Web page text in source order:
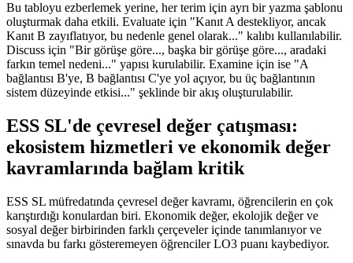
Bu tabloyu ezberlemek yerine, her terim için ayrı bir yazma şablonu
oluşturmak daha etkili. Evaluate için "Kanıt A destekliyor, ancak
Kanıt B zayıflatıyor, bu nedenle genel olarak..." kalıbı kullanılabilir.
Discuss için "Bir görüşe göre..., başka bir görüşe göre..., aradaki
farkın temel nedeni..." yapısı kurulabilir. Examine için ise "A
bağlantısı B'ye, B bağlantısı C'ye yol açıyor, bu üç bağlantının
sistem düzeyinde etkisi..." şeklinde bir akış oluşturulabilir.
ESS SL'de çevresel değer çatışması:
ekosistem hizmetleri ve ekonomik değer
kavramlarında bağlam kritik
ESS SL müfredatında çevresel değer kavramı, öğrencilerin en çok
karıştırdığı konulardan biri. Ekonomik değer, ekolojik değer ve
sosyal değer birbirinden farklı çerçeveler içinde tanımlanıyor ve
sınavda bu farkı gösteremeyen öğrenciler LO3 puanı kaybediyor.